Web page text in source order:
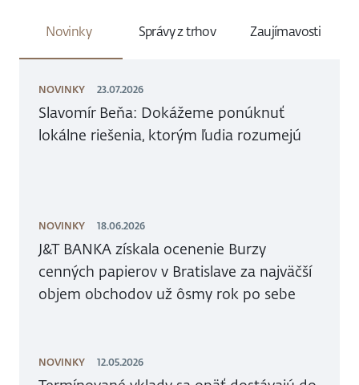
Novinky Správy z trhov Zaujímavosti
NOVINKY 23.07.2026
Slavomír Beňa: Dokážeme ponúknuť
lokálne riešenia, ktorým ľudia rozumejú
NOVINKY 18.06.2026
J&T BANKA získala ocenenie Burzy
cenných papierov v Bratislave za najväčší
objem obchodov už ôsmy rok po sebe
NOVINKY 12.05.2026